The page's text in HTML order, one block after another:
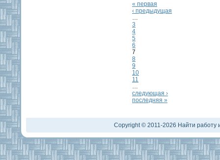
« первая
‹ предыдущая
…
3
4
5
6
7
8
9
10
11
…
следующая ›
последняя »
Copyright © 2011-2026 Найти работу